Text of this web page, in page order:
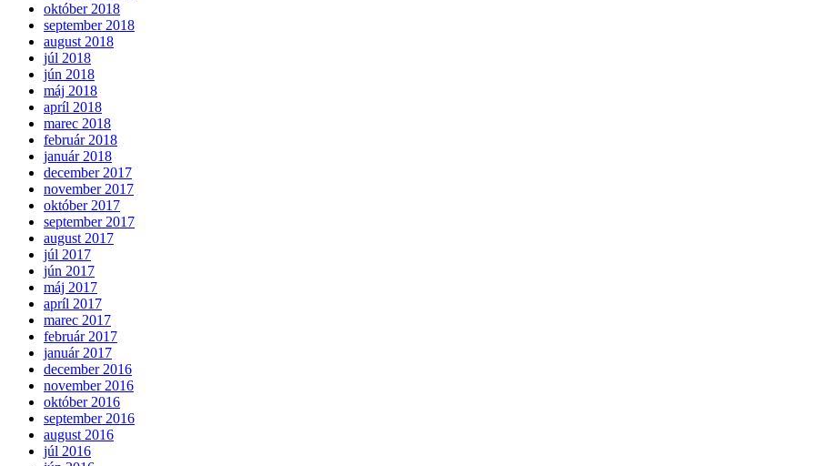
október 2018
september 2018
august 2018
júl 2018
jún 2018
máj 2018
apríl 2018
marec 2018
február 2018
január 2018
december 2017
november 2017
október 2017
september 2017
august 2017
júl 2017
jún 2017
máj 2017
apríl 2017
marec 2017
február 2017
január 2017
december 2016
november 2016
október 2016
september 2016
august 2016
júl 2016